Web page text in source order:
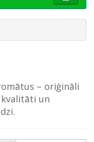
– oriģināli
un